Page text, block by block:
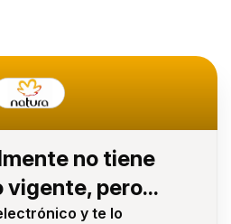
no tiene
pero...
y te lo